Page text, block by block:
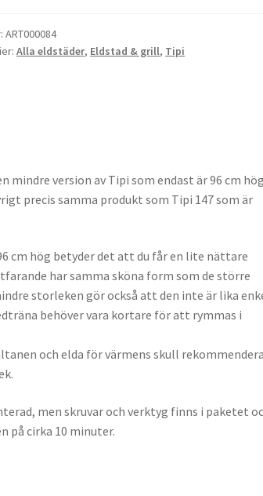
ART000084
Alla eldstäder, Eldstad & grill, Tipi
mindre version av Tipi som endast är 96 cm
precis samma produkt som Tipi 147 som är
cm hög betyder det att du får en lite nättare
har samma sköna form som de större
storleken gör också att den inte är lika
behöver vara kortare för att rymmas i
och elda för värmens skull
men skruvar och verktyg finns i paketet
på cirka 10 minuter.